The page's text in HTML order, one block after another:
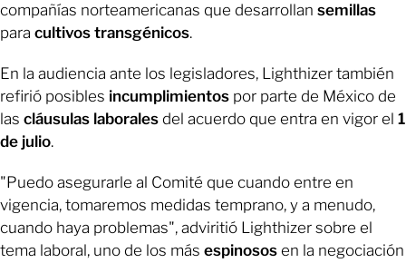
compañías norteamericanas que desarrollan semillas
para cultivos transgénicos.
En la audiencia ante los legisladores, Lighthizer también
refirió posibles incumplimientos por parte de México de
las cláusulas laborales del acuerdo que entra en vigor el 1
de julio.
"Puedo asegurarle al Comité que cuando entre en
vigencia, tomaremos medidas temprano, y a menudo,
cuando haya problemas", adviritió Lighthizer sobre el
tema laboral, uno de los más espinosos en la negociación